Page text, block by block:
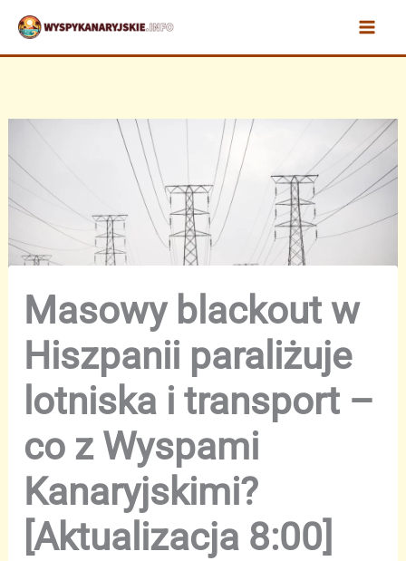
Przejdź
treści
Masowy blackout w
Hiszpanii paraliżuje
lotniska i transport –
co z Wyspami
Kanaryjskimi?
[Aktualizacja 8:00]